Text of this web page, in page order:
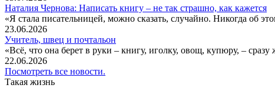
Наталия Чернова: Написать книгу – не так страшно, как кажется
«Я стала писательницей, можно сказать, случайно. Никогда об
23.06.2026
Учитель, швец и почтальон
«Всё, что она берет в руки – книгу, иголку, овощ, купюру, –
22.06.2026
Посмотреть все новости.
Такая жизнь